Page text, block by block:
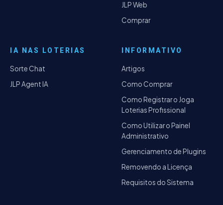
JLP Web
Comprar
IA NAS LOTERIAS
Sorte Chat
JLP Agent IA
INFORMATIVO
Artigos
Como Comprar
Como Registrar o Joga
Loterias Profissional
Como Utilizar o Painel
Administrativo
Gerenciamento de Plugins
Removendo a Licença
Requisitos do Sistema